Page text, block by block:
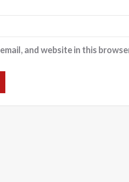
email, and website in this